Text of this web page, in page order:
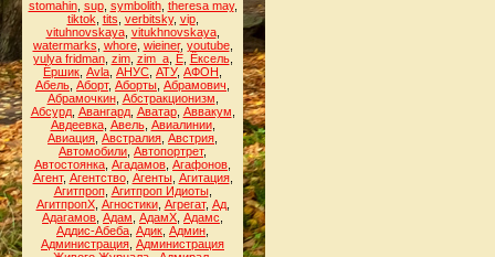
stomahin, sup, symbolith, theresa may,
tiktok tits verbitsky, vip,
vituhnovskaya, vitukhnovskaya,
watermarks whore, wieiner, youtube,
yulya fridman, zim, zim_a, Ё, Ёксель,
Ёршик Аvla АНУС АТУ, АФОН
Абель Аборт, Аборты Абрамович
Абрамочкин, Абстракционизм
Абсурд, Авангард, Аватар, Аввакум
Авдеевка, Авель, Авиалинии,
Авиация Австралия Австрия
Автомобили Автопортрет,
Автостоянка Агадамов Агафонов
Агент, Агентство, Агенты, Агитация,
Агитпроп, Агитпроп Идиоты,
АгитпропХ, Агностики, Агрегат, Ад,
Адагамов Адам АдамХ Адамс
Аддис-Абеба Адик Админ
Администрация Администрация